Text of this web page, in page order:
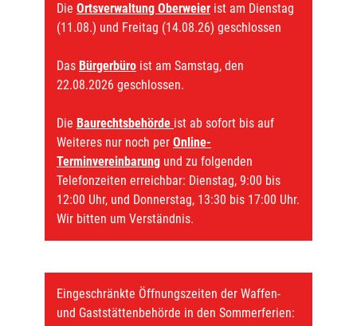
Die Ortsverwaltung Oberweier ist am Dienstag
(11.08.) und Freitag (14.08.26) geschlossen
Das Bürgerbüro ist am Samstag, den
22.08.2026 geschlossen.
Die Baurechtsbehörde ist ab sofort bis auf
Weiteres nur noch per Online-
Terminvereinbarung und zu folgenden
Telefonzeiten erreichbar: Dienstag, 9:00 bis
12:00 Uhr, und Donnerstag, 13:30 bis 17:00 Uhr.
Wir bitten um Verständnis.
Eingeschränkte Öffnungszeiten der Waffen-
und Gaststättenbehörde in den Sommerferien: